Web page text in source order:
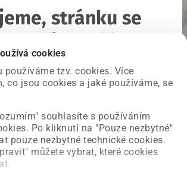
cookies
používáme tzv. cookies. Více
co jsou cookies a jaké používáme, se
souhlasíte s používáním
Po kliknutí na "Pouze nezbytné"
pouze nezbytné technické cookies.
můžete vybrat, které cookies
stránku se
na naší straně a už ji opravujeme.
znovu načíst požadovanou stránku.
stránku Úvodní strana